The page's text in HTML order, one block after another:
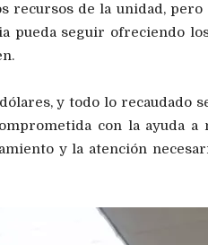
recursos de la unidad,
pueda seguir ofreciendo
y todo lo recaudado
con la ayuda
y la atención